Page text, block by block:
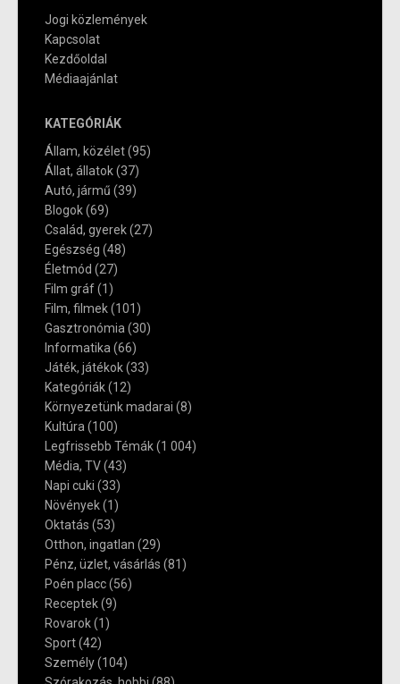
Jogi közlemények
Kapcsolat
Kezdőoldal
Médiaajánlat
KATEGÓRIÁK
Állam, közélet(95)
Állat, állatok(37)
Autó, jármű (39)
Blogok(69)
Család, gyerek(27)
Egészség (48)
Életmód (27)
Film gráf(1)
Film, filmek(101)
Gasztronómia (30)
Informatika (66)
Játék, játékok(33)
Kategóriák(12)
Környezetünk madarai (8)
Kultúra (100)
Legfrissebb Témák(1 004)
Média, TV(43)
Napi cuki (33)
Növények(1)
Oktatás (53)
Otthon, ingatlan (29)
Pénz, üzlet, vásárlás (81)
Poén placc(56)
Receptek(9)
Rovarok(1)
Sport(42)
Személy(104)